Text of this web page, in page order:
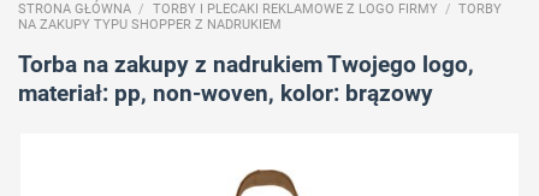
STRONA GŁÓWNA / TORBY I PLECAKI REKLAMOWE Z LOGO FIRMY / TORBY
NA ZAKUPY TYPU SHOPPER Z NADRUKIEM
Torba na zakupy z nadrukiem Twojego logo,
materiał: pp, non-woven, kolor: brązowy